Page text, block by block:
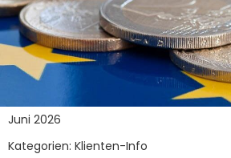
Juni 2026
Kategorien: Klienten-Info